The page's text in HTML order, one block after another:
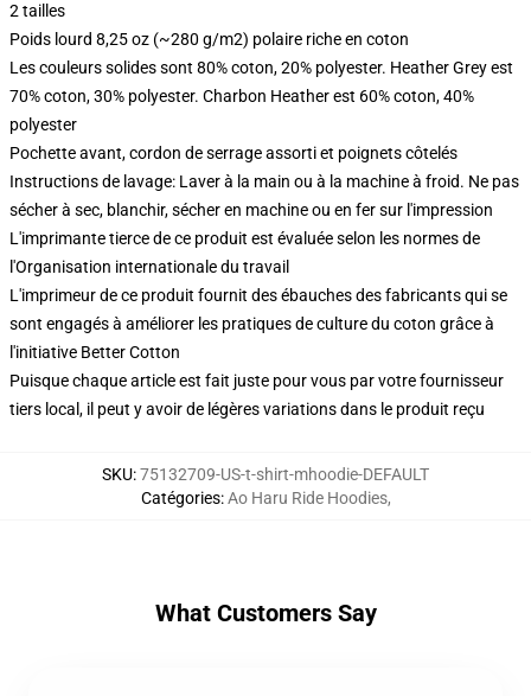
2 tailles
Poids lourd 8,25 oz (~280 g/m2) polaire riche en coton
Les couleurs solides sont 80% coton, 20% polyester. Heather Grey est
70% coton, 30% polyester. Charbon Heather est 60% coton, 40%
polyester
Pochette avant, cordon de serrage assorti et poignets côtelés
Instructions de lavage: Laver à la main ou à la machine à froid. Ne pas
sécher à sec, blanchir, sécher en machine ou en fer sur l'impression
L'imprimante tierce de ce produit est évaluée selon les normes de
l'Organisation internationale du travail
L'imprimeur de ce produit fournit des ébauches des fabricants qui se
sont engagés à améliorer les pratiques de culture du coton grâce à
l'initiative Better Cotton
Puisque chaque article est fait juste pour vous par votre fournisseur
tiers local, il peut y avoir de légères variations dans le produit reçu
SKU:75132709-US-t-shirt-mhoodie-DEFAULT
Catégories:Ao Haru Ride Hoodies,
What Customers Say